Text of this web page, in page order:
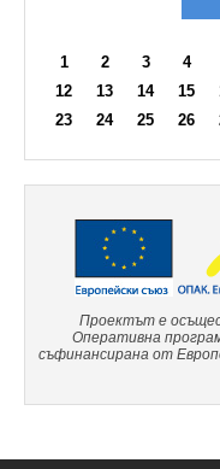
1 2 3 4
12
13 14 15
23
24 25 26
Проектът е
Оперативна
съфинансирана от